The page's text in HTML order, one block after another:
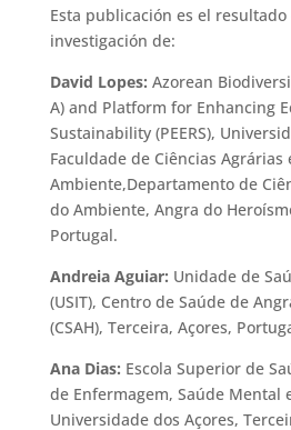
Esta publicación es el
investigación de:
David Lopes: Azorean
A) and Platform for Enhancing
Sustainability (PEERS),
Faculdade de Ciências Agrárias
Ambiente,Departamento de
do Ambiente, Angra do
Portugal.
Andreia Aguiar: Unidade de
(USIT), Centro de Saúde de
(CSAH), Terceira, Açores,
Ana Dias: Escola Superior de
de Enfermagem, Saúde Mental
Universidade dos Açores,